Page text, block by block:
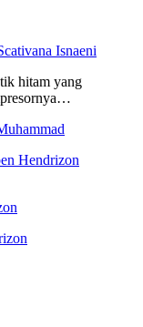
Isnaeni
hitam yang
Hendrizon